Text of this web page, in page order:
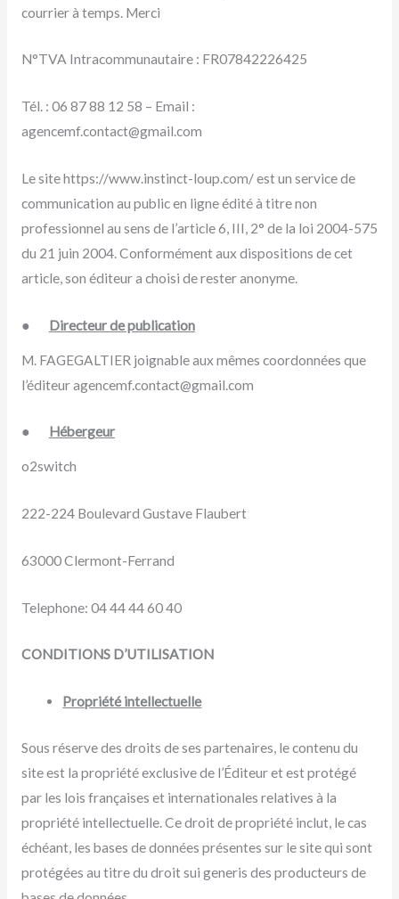
courrier à temps. Merci
N°TVA Intracommunautaire : FR07842226425
Tél. : 06 87 88 12 58 – Email :
agencemf.contact@gmail.com
Le site https://www.instinct-loup.com/ est un service de
communication au public en ligne édité à titre non
professionnel au sens de l’article 6, III, 2° de la loi 2004-575
du 21 juin 2004. Conformément aux dispositions de cet
article, son éditeur a choisi de rester anonyme.
● Directeur de publication
M. FAGEGALTIER joignable aux mêmes coordonnées que
l’éditeur agencemf.contact@gmail.com
● Hébergeur
o2switch
222-224 Boulevard Gustave Flaubert
63000 Clermont-Ferrand
Telephone: 04 44 44 60 40
CONDITIONS D’UTILISATION
Propriété intellectuelle
Sous réserve des droits de ses partenaires, le contenu du
site est la propriété exclusive de l’Éditeur et est protégé
par les lois françaises et internationales relatives à la
propriété intellectuelle. Ce droit de propriété inclut, le cas
échéant, les bases de données présentes sur le site qui sont
protégées au titre du droit sui generis des producteurs de